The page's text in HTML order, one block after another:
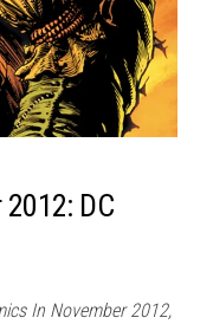
DC
In November 2012,